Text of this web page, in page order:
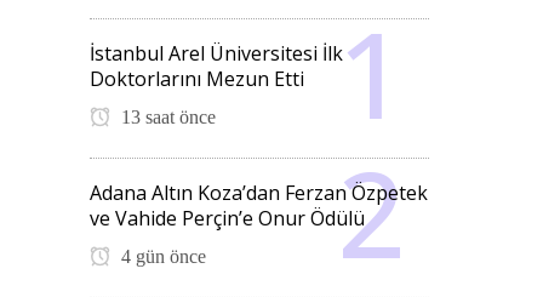
İstanbul Arel Üniversitesi İlk
Doktorlarını Mezun Etti
13 saat önce
Adana Altın Koza’dan Ferzan Özpetek
ve Vahide Perçin’e Onur Ödülü
4 gün önce